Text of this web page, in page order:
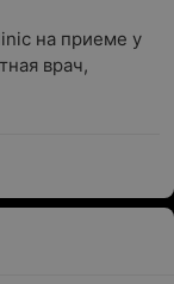
на приеме у
врач,